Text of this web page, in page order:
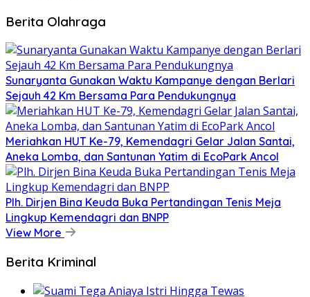
Berita Olahraga
Sunaryanta Gunakan Waktu Kampanye dengan Berlari
Sejauh 42 Km Bersama Para Pendukungnya
Meriahkan HUT Ke-79, Kemendagri Gelar Jalan Santai,
Aneka Lomba, dan Santunan Yatim di EcoPark Ancol
Plh. Dirjen Bina Keuda Buka Pertandingan Tenis Meja
Lingkup Kemendagri dan BNPP
View More
Berita Kriminal